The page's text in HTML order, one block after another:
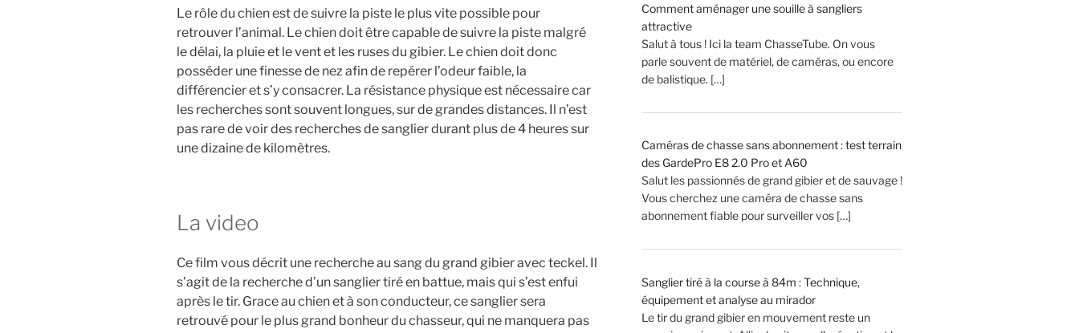
Le rôle du chien est de suivre la piste le plus vite possible pour
retrouver l’animal. Le chien doit être capable de suivre la piste malgré
le délai, la pluie et le vent et les ruses du gibier. Le chien doit donc
posséder une finesse de nez afin de repérer l’odeur faible, la
différencier et s’y consacrer. La résistance physique est nécessaire car
les recherches sont souvent longues, sur de grandes distances. Il n’est
pas rare de voir des recherches de sanglier durant plus de 4 heures sur
une dizaine de kilomètres.
La video
Ce film vous décrit une recherche au sang du grand gibier avec teckel. Il
s’agit de la recherche d’un sanglier tiré en battue, mais qui s’est enfui
après le tir. Grace au chien et à son conducteur, ce sanglier sera
retrouvé pour le plus grand bonheur du chasseur, qui ne manquera pas
Comment aménager une souille à sangliers
attractive
Salut à tous ! Ici la team ChasseTube. On vous
parle souvent de matériel, de caméras, ou encore
de balistique. […]
Caméras de chasse sans abonnement : test terrain
des GardePro E8 2.0 Pro et A60
Salut les passionnés de grand gibier et de sauvage !
Vous cherchez une caméra de chasse sans
abonnement fiable pour surveiller vos […]
Sanglier tiré à la course à 84m : Technique,
équipement et analyse au mirador
Le tir du grand gibier en mouvement reste un